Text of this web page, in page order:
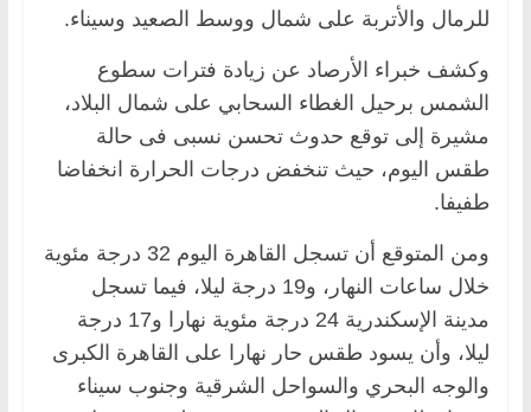
للرمال والأتربة على شمال ووسط الصعيد وسيناء.
وكشف خبراء الأرصاد عن زيادة فترات سطوع
الشمس برحيل الغطاء السحابي على شمال البلاد،
مشيرة إلى توقع حدوث تحسن نسبى فى حالة
طقس اليوم، حيث تنخفض درجات الحرارة انخفاضا
طفيفا.
ومن المتوقع أن تسجل القاهرة اليوم 32 درجة مئوية
خلال ساعات النهار، و19 درجة ليلا، فيما تسجل
مدينة الإسكندرية 24 درجة مئوية نهارا و17 درجة
ليلا، وأن يسود طقس حار نهارا على القاهرة الكبرى
والوجه البحري والسواحل الشرقية وجنوب سيناء